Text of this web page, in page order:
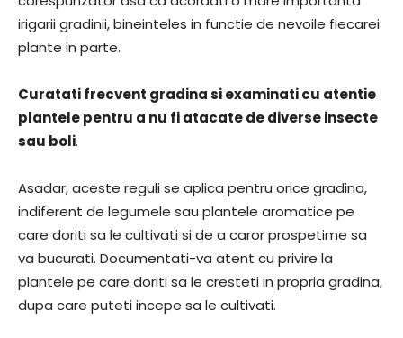
irigarii gradinii, bineinteles in functie de nevoile fiecarei
plante in parte.
Curatati frecvent gradina si examinati cu atentie
plantele pentru a nu fi atacate de diverse insecte
sau boli.
Asadar, aceste reguli se aplica pentru orice gradina,
indiferent de legumele sau plantele aromatice pe
care doriti sa le cultivati si de a caror prospetime sa
va bucurati. Documentati-va atent cu privire la
plantele pe care doriti sa le cresteti in propria gradina,
dupa care puteti incepe sa le cultivati.